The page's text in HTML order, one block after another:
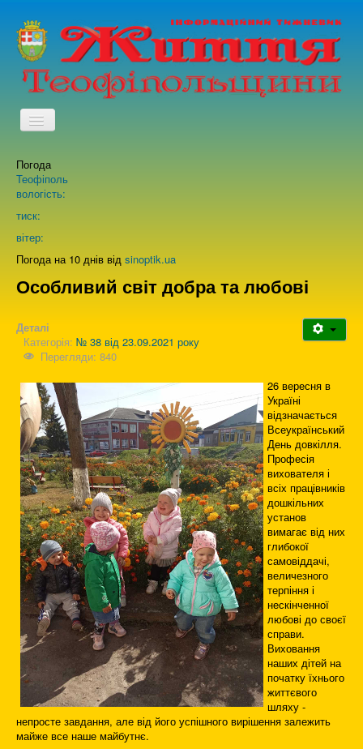
TPL_PROTOSTAR_TOGGLE_MENU
Про нас
Зворотній зв'язок
Погода
Теофіполь
вологість:
тиск:
вітер:
Погода на 10 днів від sinoptik.ua
Особливий світ добра та любові
Деталі
Категорія: № 38 від 23.09.2021 року
Перегляди: 840
26 вересня в
Україні
відзначається
Всеукраїнський
День довкілля.
Професія
вихователя і
всіх працівників
дошкільних
установ
вимагає від них
глибокої
самовіддачі,
величезного
терпіння і
нескінченної
любові до своєї
справи.
Виховання
наших дітей на
початку їхнього
життєвого
шляху -
непросте завдання, але від його успішного вирішення залежить
майже все наше майбутнє.